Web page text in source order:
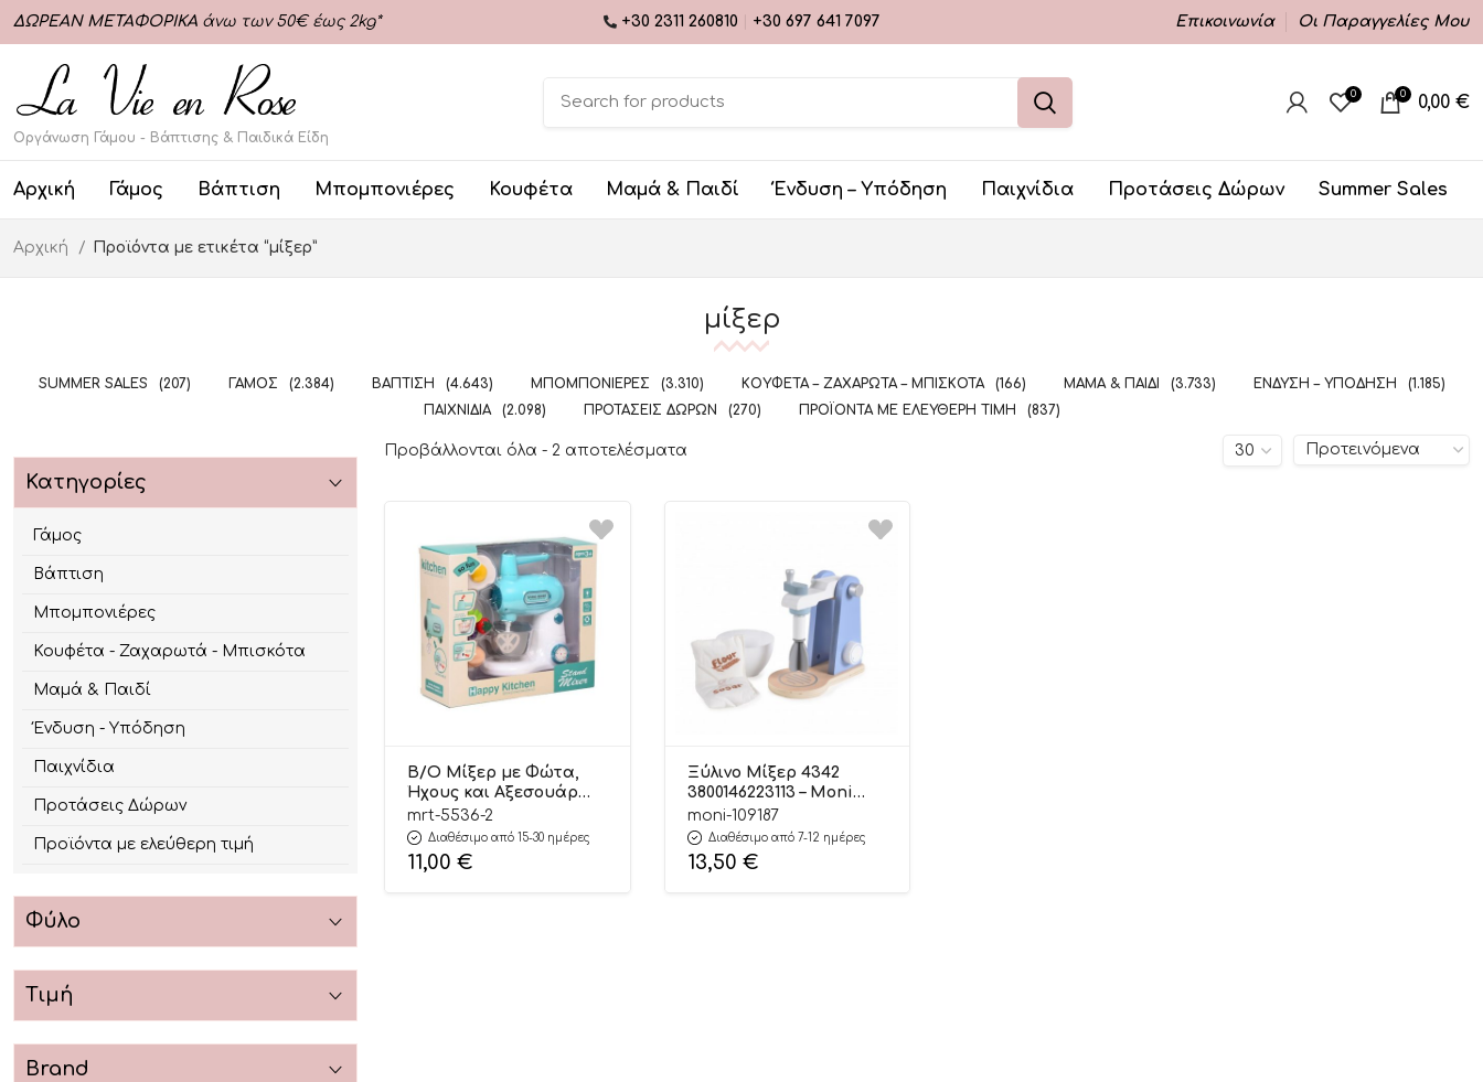
ΔΩΡΕΑΝ ΜΕΤΑΦΟΡΙΚΑ άνω των 50€ έως 2kg* +30 2311 260810 +30 697 641 7097 Επικοινωνία Οι Παραγγελίες Μου
Οργάνωση Γάμου - Βάπτισης & Παιδικά Είδη
0 0 0,00 €
Αρχική Γάμος Βάπτιση Μπομπονιέρες Κουφέτα Μαμά & Παιδί Ένδυση – Υπόδηση Παιχνίδια Προτάσεις Δώρων Summer Sales
Αρχική Προϊόντα με ετικέτα “μίξερ”
μίξερ
SUMMER SALES (207) ΓΆΜΟΣ (2.384) ΒΆΠΤΙΣΗ (4.643) ΜΠΟΜΠΟΝΙΈΡΕΣ (3.310) ΚΟΥΦΈΤΑ – ΖΑΧΑΡΩΤΆ – ΜΠΙΣΚΌΤΑ (166) ΜΑΜΆ & ΠΑΙΔΊ (3.733) ΈΝΔΥΣΗ – ΥΠΌΔΗΣΗ
(1.185)
ΠΑΙΧΝΊΔΙΑ
(2.098) ΠΡΟΤΆΣΕΙΣ ΔΏΡΩΝ (270) ΠΡΟΪΌΝΤΑ ΜΕ ΕΛΕΎΘΕΡΗ ΤΙΜΉ (837)
Κατηγορίες
Γάμος
Βάπτιση
Μπομπονιέρες
Κουφέτα - Ζαχαρωτά - Μπισκότα
Μαμά & Παιδί
Ένδυση - Υπόδηση
Παιχνίδια
Προτάσεις Δώρων
Προϊόντα με ελεύθερη τιμή
Φύλο
Τιμή
Brand
Προβάλλονται όλα - 2 αποτελέσματα
Β/Ο Μίξερ με Φώτα,
Ήχους και Αξεσουάρ
5536-2 3+ – Martin Toys
mrt-5536-2
Διαθέσιμο από 15-30 ημέρες
11,00 €
Ξύλινο Μίξερ 4342
3800146223113 – Moni
Toys
moni-109187
Διαθέσιμο από 7-12 ημέρες
13,50 €